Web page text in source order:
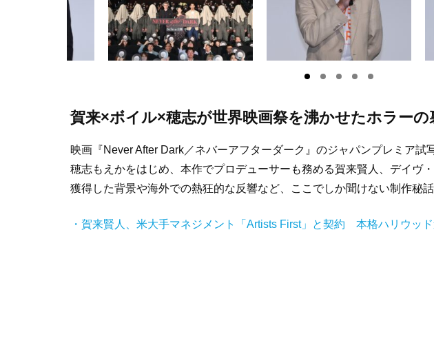
賀来×ボイル×穂志が世界映画祭を沸かせたホラー
映画『Never After Dark／ネバーアフターダーク』のジャパンプレミア試
穂志もえかをはじめ、本作でプロデューサーも務める賀来賢人、デイヴ
獲得した背景や海外での熱狂的な反響など、ここでしか聞けない制作秘
・賀来賢人、米大手マネジメント「Artists First」と契約 本格ハリウッ